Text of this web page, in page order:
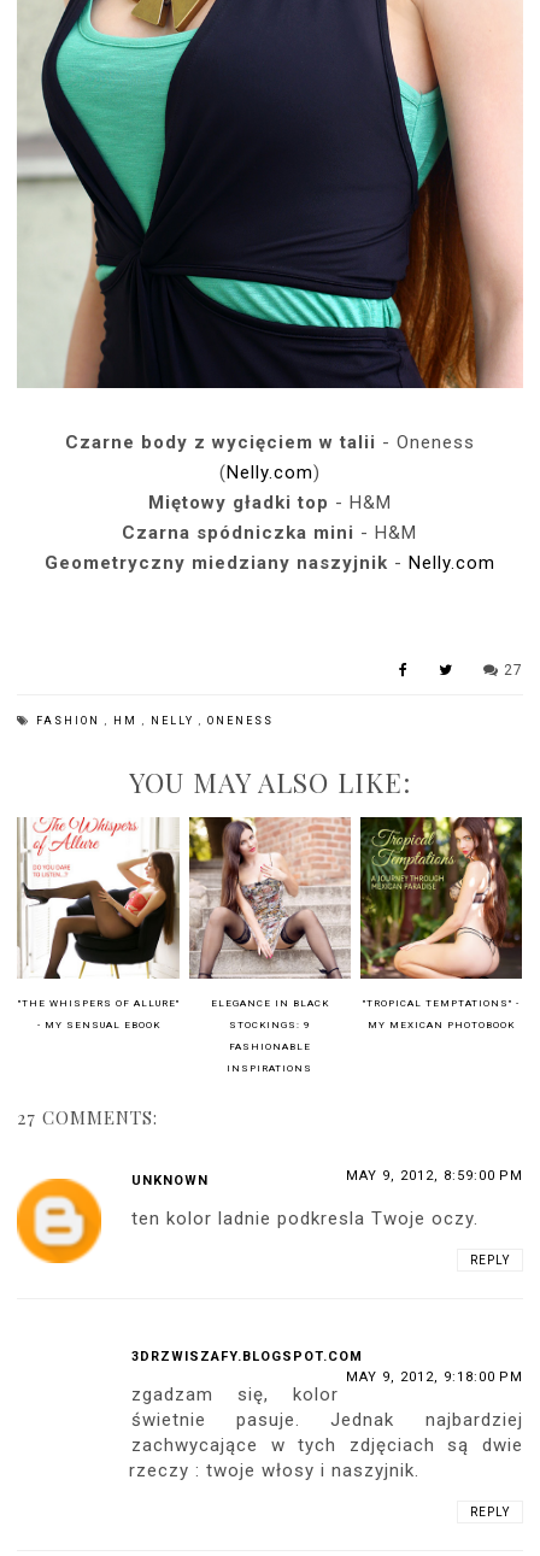
Czarne body z wycięciem w talii - Oneness
(Nelly.com)
Miętowy gładki top - H&M
Czarna spódniczka mini - H&M
Geometryczny miedziany naszyjnik - Nelly.com
27
FASHION, HM, NELLY,ONENESS
YOU MAY ALSO LIKE:
"THE WHISPERS OF ALLURE"
- MY SENSUAL EBOOK
ELEGANCE IN BLACK
STOCKINGS: 9
FASHIONABLE
INSPIRATIONS
"TROPICAL TEMPTATIONS" -
MY MEXICAN PHOTOBOOK
27 COMMENTS:
UNKNOWN MAY 9, 2012, 8:59:00 PM
ten kolor ladnie podkresla Twoje oczy.
REPLY
3DRZWISZAFY.BLOGSPOT.COM
MAY 9, 2012, 9:18:00 PM
zgadzam się, kolor
świetnie pasuje. Jednak najbardziej
zachwycające w tych zdjęciach są dwie
rzeczy : twoje włosy i naszyjnik.
REPLY